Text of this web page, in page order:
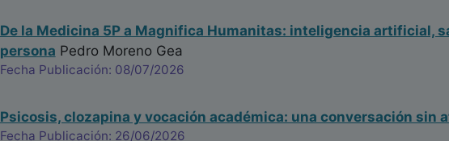
De la Medicina 5P a Magnifica Humanitas: inteligencia artificial,
persona Pedro Moreno Gea
Fecha Publicación: 08/07/2026
Psicosis, clozapina y vocación académica: una conversación sin
Fecha Publicación: 26/06/2026